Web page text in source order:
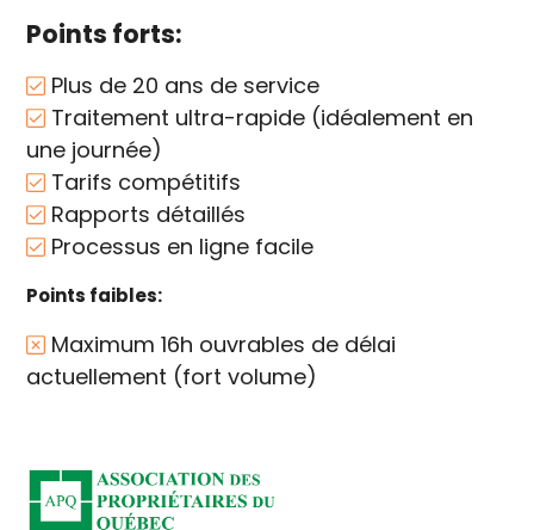
Points forts:
Plus de 20 ans de service
Traitement ultra-rapide (idéalement en
une journée)
Tarifs compétitifs
Rapports détaillés
Processus en ligne facile
Points faibles:
Maximum 16h ouvrables de délai
actuellement (fort volume)